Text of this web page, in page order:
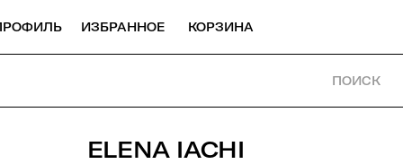
ИЗБРАННОЕ КОРЗИНА
ПОИСК
ELENA IACHI